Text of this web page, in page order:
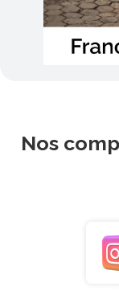
Nos